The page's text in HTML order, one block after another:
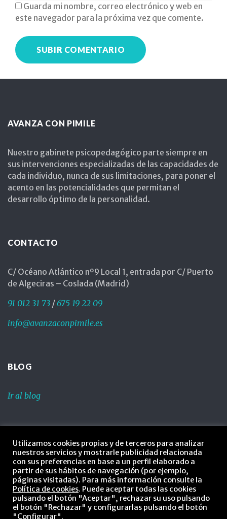
Guarda mi nombre, correo electrónico y web en
este navegador para la próxima vez que comente.
AVANZA CON PIMILE
Nuestro gabinete psicopedagógico parte siempre en
sus intervenciones especializadas de las capacidades de
cada individuo, nunca de sus limitaciones, para poner el
acento en las potencialidades que permitan el
desarrollo óptimo de la personalidad.
CONTACTO
C/ Océano Atlántico nº9 Local 1, entrada por C/ Puerto
de Algeciras – Coslada (Madrid)
91 012 31 73 /675 19 22 09
info@avanzaconpimile.es
BLOG
Ir al blog
Política de privacidad
Política de cookies
Aviso legal
Utilizamos cookies propias y de terceros para analizar
nuestros servicios y mostrarle publicidad relacionada
con sus preferencias en base a un perfil elaborado a
partir de sus hábitos de navegación (por ejemplo,
páginas visitadas). Para más información consulte la
Política de cookies. Puede aceptar todas las cookies
pulsando el botón "Aceptar", rechazar su uso pulsando
el botón "Rechazar" y configurarlas pulsando el botón
"Configurar".